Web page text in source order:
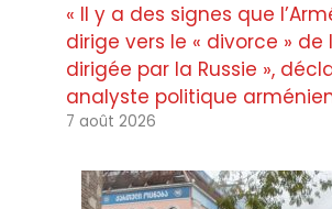
« Il y a des signes que
dirige vers le « divorce » de
dirigée par la Russie »,
analyste politique
7 août 2026